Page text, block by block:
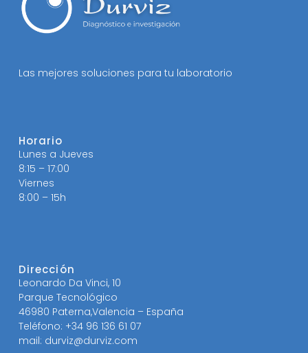
Las mejores soluciones para tu laboratorio
Horario
Lunes a Jueves
8:15 – 17:00
Viernes
8:00 – 15h
Dirección
Leonardo Da Vinci, 10
Parque Tecnológico
46980 Paterna,Valencia – España
Teléfono: +34 96 136 61 07
mail: durviz@durviz.com